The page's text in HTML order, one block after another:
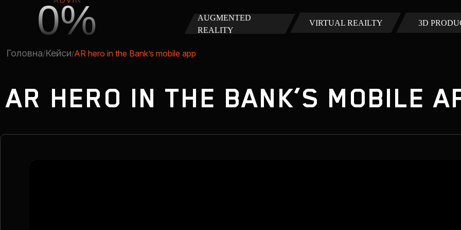
0%
AUGMENTED
REALITY
VIRTUAL REAILTY 3D
Головна Кейси AR hero in the Bank’s mobile app
AR HERO IN THE BANK’S MOBILE